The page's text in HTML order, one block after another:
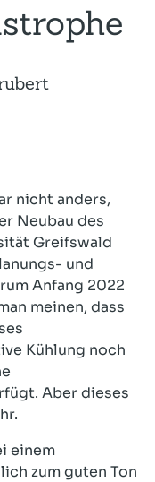
nicht anders,
Neubau des
Greifswald
und
Anfang 2022
meinen, dass
Kühlung noch
Aber dieses
einem
zum guten Ton